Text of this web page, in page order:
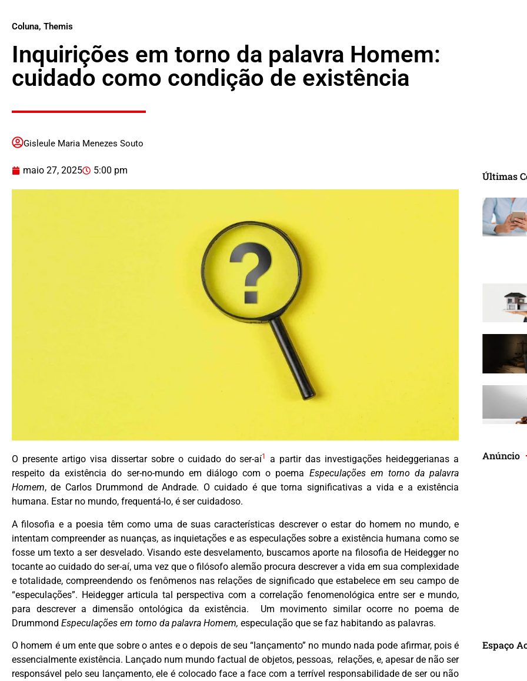
Coluna, Themis
Inquirições em torno da palavra Homem:
cuidado como condição de existência
Gisleule Maria Menezes Souto
maio 27, 2025 5:00 pm
O presente artigo visa dissertar sobre o cuidado do ser-aí1
a partir das investigações heideggerianas a
respeito da existência do ser-no-mundo em diálogo com o poema Especulações em torno da palavra
Homem, de Carlos Drummond de Andrade. O cuidado é que torna significativas a vida e a existência
humana. Estar no mundo, frequentá-lo, é ser cuidadoso.
A filosofia e a poesia têm como uma de suas características descrever o estar do homem no mundo, e
intentam compreender as nuanças, as inquietações e as especulações sobre a existência humana como se
fosse um texto a ser desvelado. Visando este desvelamento, buscamos aporte na filosofia de Heidegger no
tocante ao cuidado do ser-aí, uma vez que o filósofo alemão procura descrever a vida em sua complexidade
e totalidade, compreendendo os fenômenos nas relações de significado que estabelece em seu campo de
“especulações”. Heidegger articula tal perspectiva com a correlação fenomenológica entre ser e mundo,
para descrever a dimensão ontológica da existência. Um movimento similar ocorre no poema de
Drummond Especulações em torno da palavra Homem, especulação que se faz habitando as palavras.
O homem é um ente que sobre o antes e o depois de seu “lançamento” no mundo nada pode afirmar, pois é
essencialmente existência. Lançado num mundo factual de objetos, pessoas, relações, e, apesar de não ser
responsável pelo seu lançamento, ele é colocado face a face com a terrível responsabilidade de ser ou não
Últimas
Anúncio
Espaço